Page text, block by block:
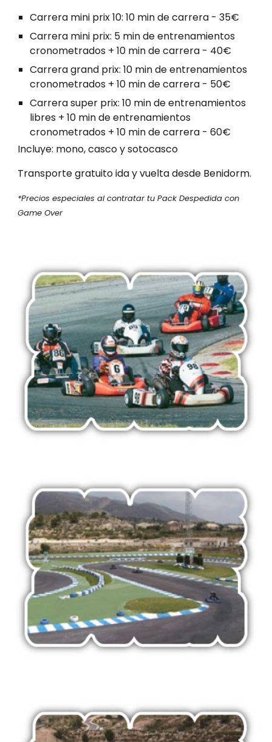
Carrera mini prix 10: 10 min de carrera - 35€
Carrera mini prix: 5 min de entrenamientos
cronometrados + 10 min de carrera - 40€
Carrera grand prix: 10 min de entrenamientos
cronometrados + 10 min de carrera - 50€
Carrera super prix: 10 min de entrenamientos
libres + 10 min de entrenamientos
cronometrados + 10 min de carrera - 60€
Incluye: mono, casco y sotocasco
Transporte gratuito ida y vuelta desde Benidorm.
*Precios especiales al contratar tu Pack Despedida con
Game Over